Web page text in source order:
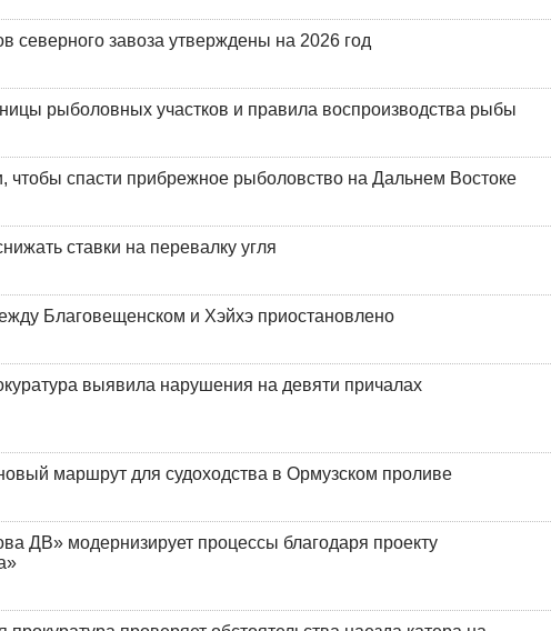
северного завоза утверждены на 2026 год
рыболовных участков и правила воспроизводства рыбы
чтобы спасти прибрежное рыболовство на Дальнем Востоке
ставки на перевалку угля
Благовещенском и Хэйхэ приостановлено
выявила нарушения на девяти причалах
маршрут для судоходства в Ормузском проливе
ДВ» модернизирует процессы благодаря проекту